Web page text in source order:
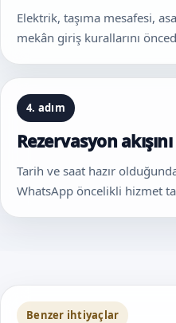
Elektrik, taşıma mesafesi,
mekân giriş kurallarını
4. adım
Rezervasyon
Tarih ve saat hazır
WhatsApp öncelikli hizmet
Benzer ihtiyaçlar